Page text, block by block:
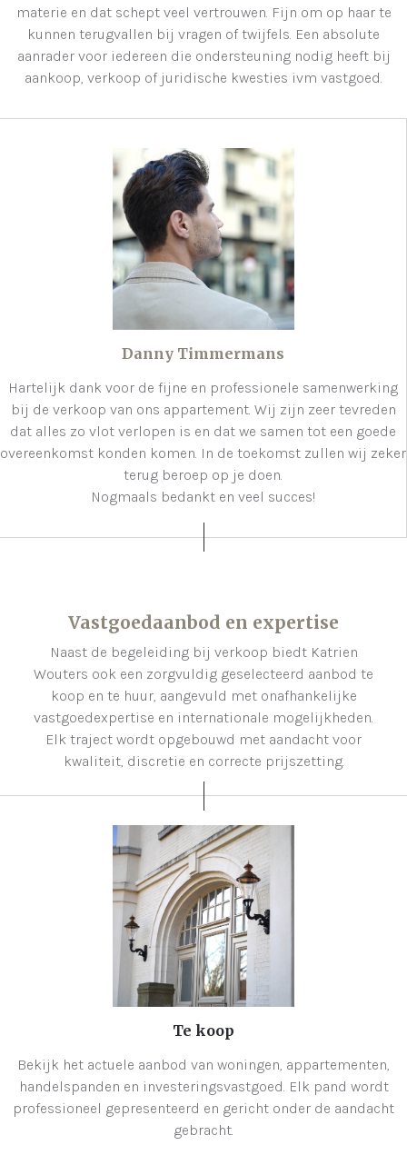
materie en dat schept veel vertrouwen. Fijn om op haar te
kunnen terugvallen bij vragen of twijfels. Een absolute
aanrader voor iedereen die ondersteuning nodig heeft bij
aankoop, verkoop of juridische kwesties ivm vastgoed.
Danny Timmermans
Hartelijk dank voor de fijne en professionele samenwerking
bij de verkoop van ons appartement. Wij zijn zeer tevreden
dat alles zo vlot verlopen is en dat we samen tot een goede
overeenkomst konden komen. In de toekomst zullen wij zeker
terug beroep op je doen.
Nogmaals bedankt en veel succes!
Vastgoedaanbod en expertise
Naast de begeleiding bij verkoop biedt Katrien
Wouters ook een zorgvuldig geselecteerd aanbod te
koop en te huur, aangevuld met onafhankelijke
vastgoedexpertise en internationale mogelijkheden.
Elk traject wordt opgebouwd met aandacht voor
kwaliteit, discretie en correcte prijszetting.
Te koop
Bekijk het actuele aanbod van woningen, appartementen,
handelspanden en investeringsvastgoed. Elk pand wordt
professioneel gepresenteerd en gericht onder de aandacht
gebracht.